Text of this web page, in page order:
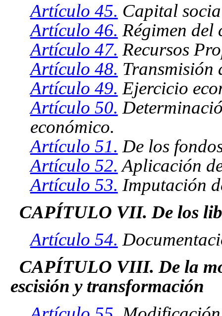
Artículo 45. Capital
Artículo 46. Régimen
Artículo 47. Recursos
Artículo 48. Transmisión
Artículo 49. Ejercicio
Artículo 50.
económico.
Artículo 51. De los
Artículo 52. Aplicación
Artículo 53. Imputación
CAPÍTULO VII. De los
Artículo 54.
CAPÍTULO VIII. De la
escisión y transformación